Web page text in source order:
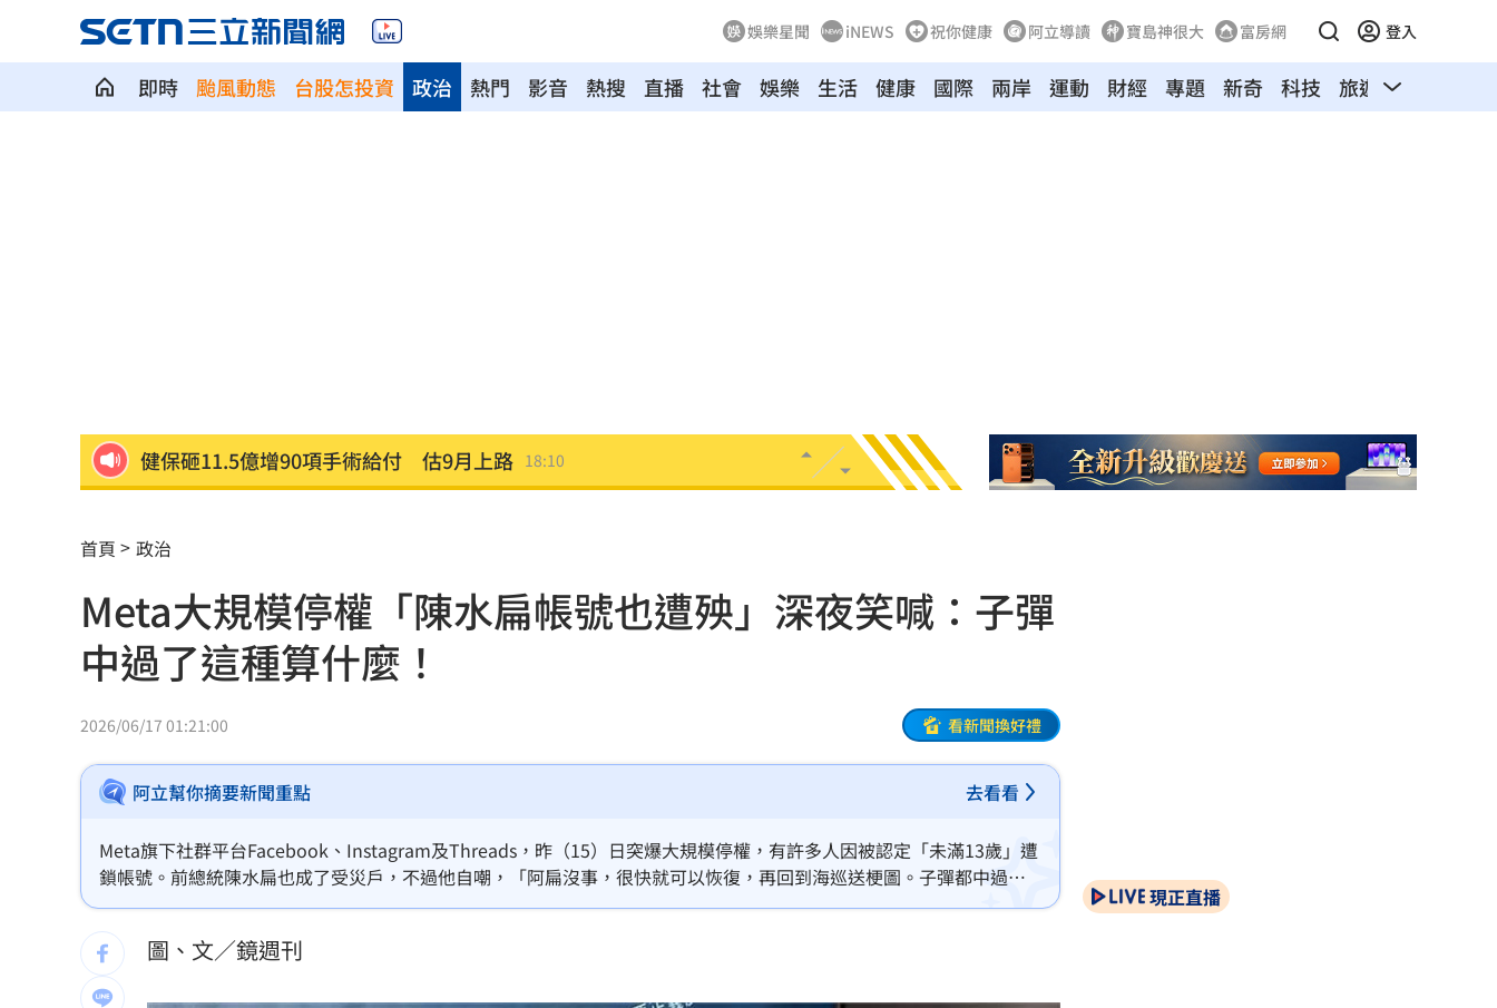
娛樂星聞 iNEWS 祝你健康 阿立導讀 寶島神很大 富房網 登入
即時 颱風動態 台股怎投資 熱門 影音 熱搜 直播
政治 社會 娛樂 生活 健康 國際 兩岸 運動 財經 專題 新奇 科技 旅遊 汽車
葉總讚各隊洋將 聞阿部雄大被註銷好吃驚 18:07
淡水現「龍捲風」眾人嚇壞！氣象署揭真相
影帝親密照遭外流 與男密友臉貼臉又索吻 17:56
美法院裁定白宮宴會廳停工 川普誓言上訴
NCC空窗 政院擬授權單位決行藍牙等業務
外資砍國巨目標價還喊買！後市3指標曝 17:46
再點慈濟內部信疑點！學者：高層嚴重失職 17:45
首頁 政治
Meta大規模停權「陳水扁帳號也遭殃」深夜笑喊：子彈
中過了這種算什麼！
2026/06/17 01:21:00 看新聞換好禮
阿立幫你摘要新聞重點 去看看
Meta旗下社群平台Facebook、Instagram及Threads，昨（15）日突爆大規模停權，有許多人因被認定「未滿13歲」遭
鎖帳號。前總統陳水扁也成了受災戶，不過他自嘲，「阿扁沒事，很快就可以恢復，再回到海巡送梗圖。子彈都中過
了，中這一種算什麼呢？」
圖、文／鏡週刊
現正直播